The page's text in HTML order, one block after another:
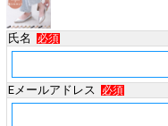
氏名 必須
Eメールアドレス 必須